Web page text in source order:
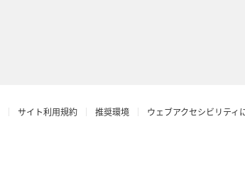
サイト利用規約 推奨環境 ウェブアクセシビリティ